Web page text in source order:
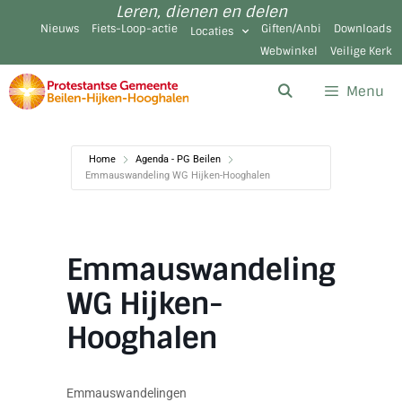
Leren, dienen en delen
Nieuws Fiets-Loop-actie Locaties Giften/Anbi
Downloads
Webwinkel
Veilige Kerk
Menu
Home
Agenda - PG Beilen
Emmauswandeling WG Hijken-Hooghalen
Emmauswandeling
WG Hijken-
Hooghalen
Emmauswandelingen